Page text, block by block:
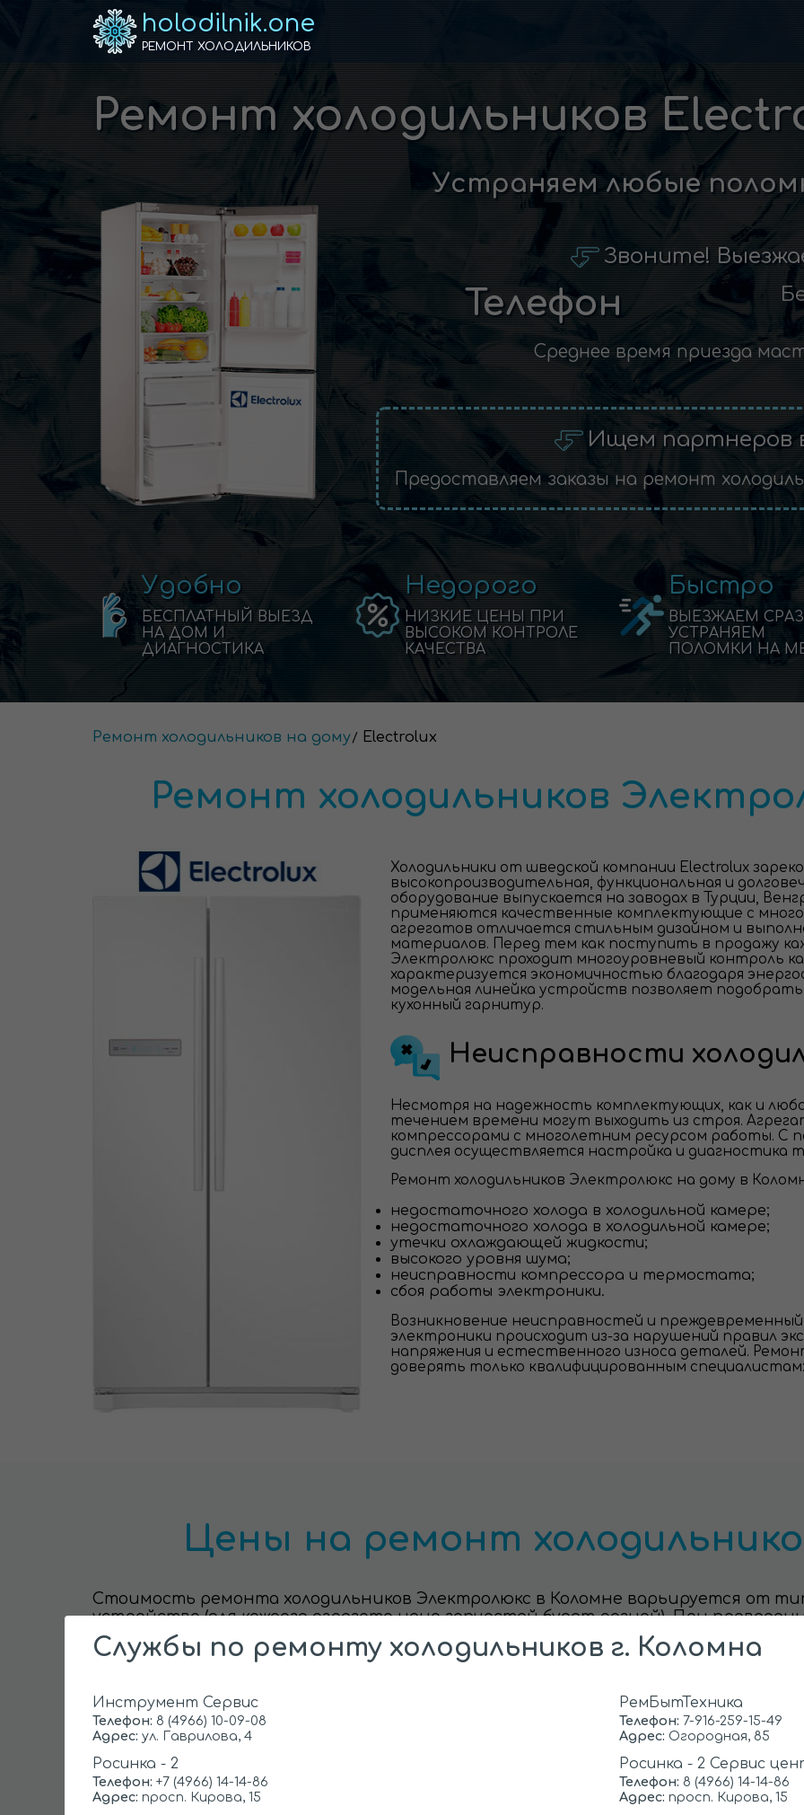
holodilnik.one
РЕМОНТ ХОЛОДИЛЬНИКОВ
Ремонт холодильников
Устраняем любые
Звоните!
Телефон
Среднее время приезда
Ищем партнеров
Предоставляем заказы на ремонт
Удобно
БЕСПЛАТНЫЙ ВЫЕЗД
НА ДОМ И
ДИАГНОСТИКА
Недорого
НИЗКИЕ ЦЕНЫ ПРИ
ВЫСОКОМ КОНТРОЛЕ
КАЧЕСТВА
Быстро
ВЫЕЗЖАЕМ
УСТРАНЯЕМ
ПОЛОМКИ НА
Ремонт холодильников на дому Electrolux
Ремонт холодильников
Холодильники от шведской компании Electrolux
высокопроизводительная, функциональная и
оборудование выпускается на заводах в Турции,
применяются качественные комплектующие с
агрегатов отличается стильным дизайном и
материалов. Перед тем как поступить в продажу
Электролюкс проходит многоуровневый контроль
характеризуется экономичностью благодаря
модельная линейка устройств позволяет
кухонный гарнитур.
Неисправности
Несмотря на надежность комплектующих, как и
течением времени могут выходить из строя.
компрессорами с многолетним ресурсом работы. С
дисплея осуществляется настройка и диагностика
Ремонт холодильников Электролюкс на дому в
недостаточного холода в холодильной камере;
недостаточного холода в холодильной камере;
утечки охлаждающей жидкости;
высокого уровня шума;
неисправности компрессора и термостата;
сбоя работы электроники.
Возникновение неисправностей и
электроники происходит из-за нарушений правил
напряжения и естественного износа деталей.
доверять только квалифицированным специалистам:
Цены на ремонт
Стоимость ремонта холодильников Электролюкс в Коломне варьируется от
устройства (для каждого агрегата цена запчастей будет разной). При
определяет поломку и указывает цену ремонта. После одобрения со стороны
Стоимость услуг на дому будет ниже в отличие от доставки
УСЛУГА
Выезд мастера
Диагностика
Службы по ремонту холодильников г. Коломна
Инструмент Сервис
Телефон: 8 (4966) 10-09-08
Адрес: ул. Гаврилова, 4
РемБытТехника
Телефон: 7-916-259-15-49
Адрес: Огородная, 85
Росинка - 2
Телефон: +7 (4966) 14-14-86
Адрес: просп. Кирова, 15
Росинка - 2 Сервис
Телефон: 8 (4966) 14-14-86
Адрес: просп. Кирова, 15